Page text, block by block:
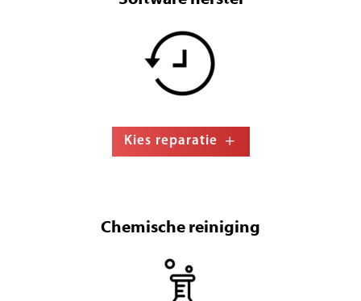
Kies reparatie
Chemische reiniging